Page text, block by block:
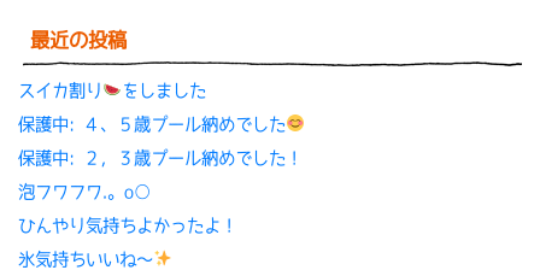
最近の投稿
スイカ割り
をしました
保護中: ４、５歳プール納めでした
保護中: ２，３歳プール納めでした！
泡フワフワ.。o○
ひんやり気持ちよかったよ！
氷気持ちいいね〜